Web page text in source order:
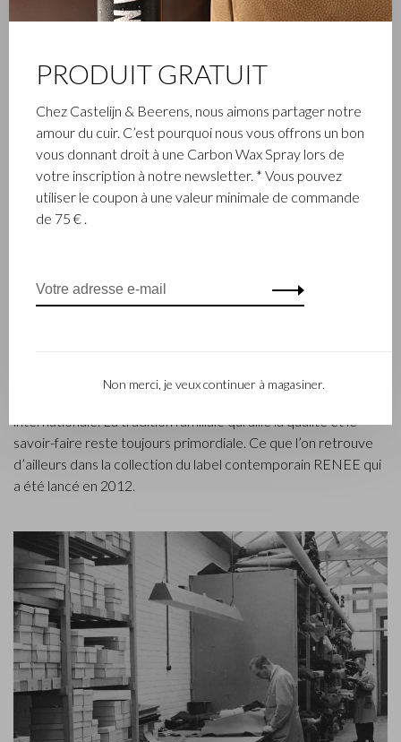
ENTREPRISE FAMILIALE
maroquinerie de luxe depuis 1945. L’entreprise a été créée à
génération – Babette et Martijn Beerens – ont repris les
internationale. La tradition familiale qui allie la qualité et le
savoir-faire reste toujours primordiale. Ce que l’on retrouve
d’ailleurs dans la collection du label contemporain RENEE qui
a été lancé en 2012.
PRODUIT GRATUIT
Chez Castelijn & Beerens, nous aimons partager notre
amour du cuir. C’est pourquoi nous vous offrons un bon
vous donnant droit à une Carbon Wax Spray lors de
votre inscription à notre newsletter. * Vous pouvez
utiliser le coupon à une valeur minimale de commande
de 75 € .
Non merci, je veux continuer à magasiner.